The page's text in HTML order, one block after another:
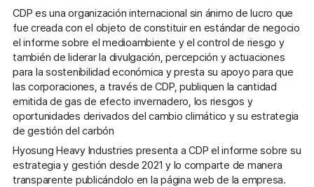
CDP es una organización internacional sin ánimo de lucro que
fue creada con el objeto de constituir en estándar de negocio
el informe sobre el medioambiente y el control de riesgo y
también de liderar la divulgación, percepción y actuaciones
para la sostenibilidad económica y presta su apoyo para que
las corporaciones, a través de CDP, publiquen la cantidad
emitida de gas de efecto invernadero, los riesgos y
oportunidades derivados del cambio climático y su estrategia
de gestión del carbón
Hyosung Heavy Industries presenta a CDP el informe sobre su
estrategia y gestión desde 2021 y lo comparte de manera
transparente publicándolo en la página web de la empresa.